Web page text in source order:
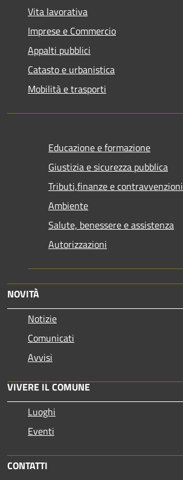
Vita lavorativa
Imprese e Commercio
Appalti pubblici
Catasto e urbanistica
Mobilità e trasporti
Educazione e formazione
Giustizia e sicurezza pubblica
Tributi,finanze e contravvenzioni
Ambiente
Salute, benessere e assistenza
Autorizzazioni
NOVITÀ
Notizie
Comunicati
Avvisi
VIVERE IL COMUNE
Luoghi
Eventi
CONTATTI